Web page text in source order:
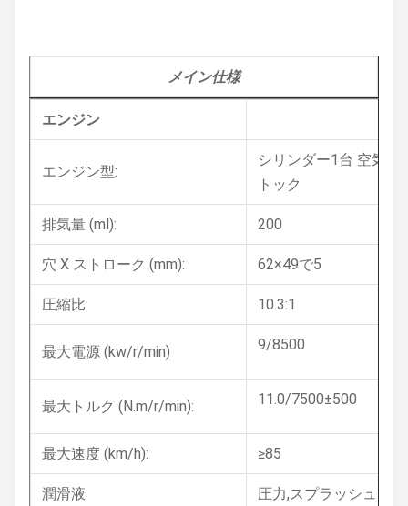
メイン仕様
エンジン
エンジン型:
シリンダー1台 空気冷
トック
排気量 (ml): 200
穴 X ストローク (mm): 62×49で5
圧縮比: 10.3:1
最大電源 (kw/r/min) 9/8500
最大トルク (N.m/r/min): 11.0/7500±500
最大速度 (km/h): ≥85
潤滑液: 圧力,スプラッシュ